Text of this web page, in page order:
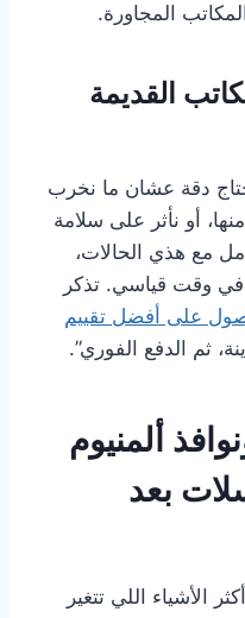
المجاورة.
القديمة
دقة عشان ما نخرب
أو نأثر على سلامة
مع هذي الحالات،
في وقت قياسي. تذكر
ثم الدفع الفوري”.
ألمنيوم
بعد
الأشياء اللي تتغير